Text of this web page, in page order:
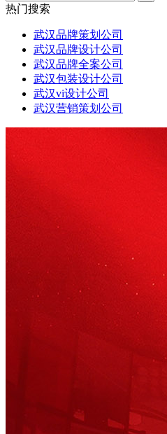
热门搜索
武汉品牌策划公司
武汉品牌设计公司
武汉品牌全案公司
武汉包装设计公司
武汉vi设计公司
武汉营销策划公司